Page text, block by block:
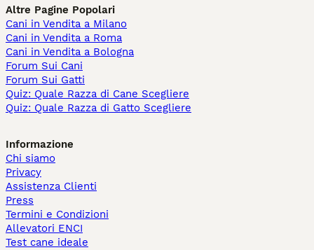
Altre Pagine Popolari
Cani in Vendita a Milano
Cani in Vendita a Roma
Cani in Vendita a Bologna
Forum Sui Cani
Forum Sui Gatti
Quiz: Quale Razza di Cane Scegliere
Quiz: Quale Razza di Gatto Scegliere
Informazione
Chi siamo
Privacy
Assistenza Clienti
Press
Termini e Condizioni
Allevatori ENCI
Test cane ideale